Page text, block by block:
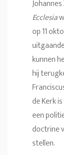
Ecclesia
op 11
kunnen
hij
de Kerk
een
doctrine
stellen.